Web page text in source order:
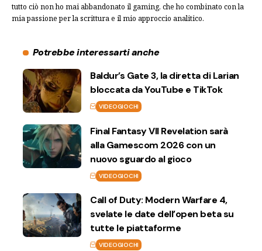
tutto ciò non ho mai abbandonato il gaming, che ho combinato con la
mia passione per la scrittura e il mio approccio analitico.
Potrebbe interessarti anche
Baldur’s Gate 3, la diretta di Larian
bloccata da YouTube e TikTok
VIDEOGIOCHI
Final Fantasy VII Revelation sarà
alla Gamescom 2026 con un
nuovo sguardo al gioco
VIDEOGIOCHI
Call of Duty: Modern Warfare 4,
svelate le date dell’open beta su
tutte le piattaforme
VIDEOGIOCHI